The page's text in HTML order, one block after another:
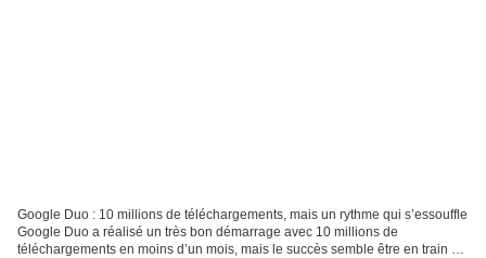
Google Duo : 10 millions de téléchargements, mais un rythme qui s’essouffle
Google Duo a réalisé un très bon démarrage avec 10 millions de
téléchargements en moins d’un mois, mais le succès semble être en train de